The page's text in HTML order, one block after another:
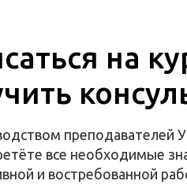
на
преподавателей
все необходимые
и востребованной